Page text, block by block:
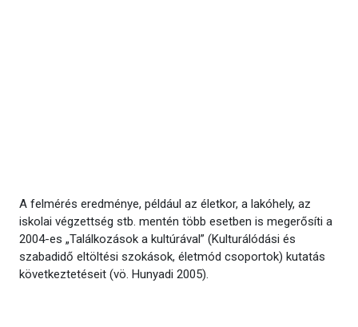
A felmérés eredménye, például az életkor, a lakóhely, az
iskolai végzettség stb. mentén több esetben is megerősíti a
2004-es „Találkozások a kultúrával” (Kulturálódási és
szabadidő eltöltési szokások, életmód csoportok) kutatás
következtetéseit (vö. Hunyadi 2005).